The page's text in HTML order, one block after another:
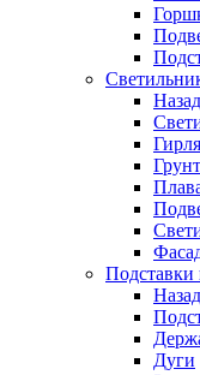
Назад
Подставки
Назад
Дуги